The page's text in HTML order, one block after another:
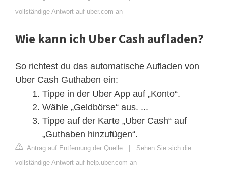
vollständige Antwort auf uber.com an
Wie kann ich Uber Cash aufladen?
So richtest du das automatische Aufladen von
Uber Cash Guthaben ein:
Tippe in der Uber App auf „Konto“.
Wähle „Geldbörse“ aus. ...
Tippe auf der Karte „Uber Cash“ auf
„Guthaben hinzufügen“.
Antrag auf Entfernung der Quelle | Sehen Sie sich die
vollständige Antwort auf help.uber.com an